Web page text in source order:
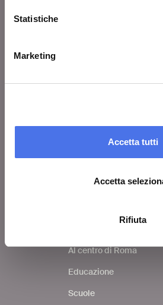
Statistiche
Marketing
Accetta tutti
Accetta
Rifiuta
Biglietti
Al centro di Roma
Educazione
Scuole